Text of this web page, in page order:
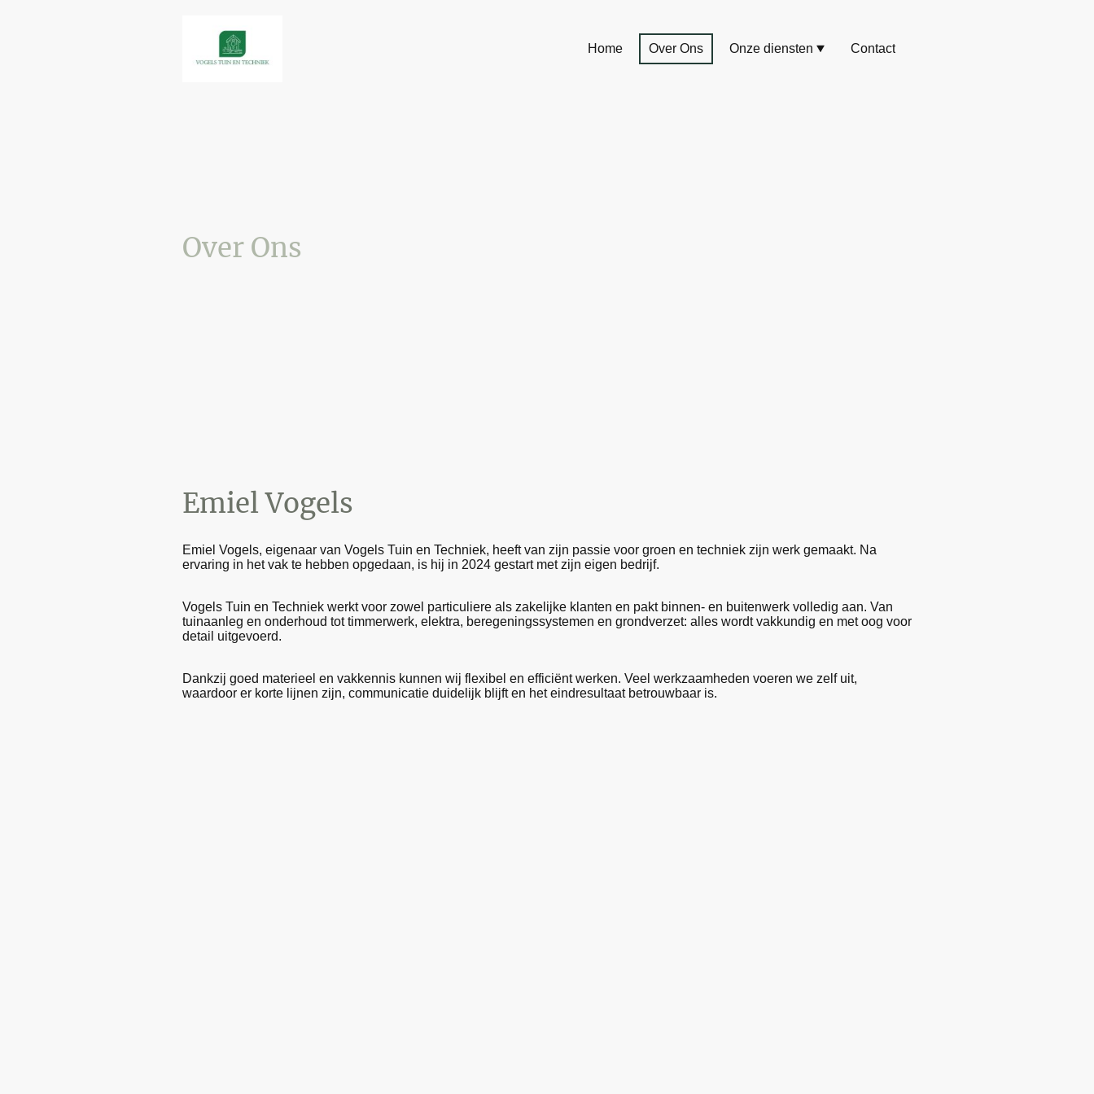
Home Over Ons Onze diensten Contact
Over Ons
Emiel Vogels
Emiel Vogels, eigenaar van Vogels Tuin en Techniek, heeft van zijn passie voor groen en techniek zijn werk gemaakt. Na
ervaring in het vak te hebben opgedaan, is hij in 2024 gestart met zijn eigen bedrijf.
Vogels Tuin en Techniek werkt voor zowel particuliere als zakelijke klanten en pakt binnen- en buitenwerk volledig aan. Van
tuinaanleg en onderhoud tot timmerwerk, elektra, beregeningssystemen en grondverzet: alles wordt vakkundig en met oog voor
detail uitgevoerd.
Dankzij goed materieel en vakkennis kunnen wij flexibel en efficiënt werken. Veel werkzaamheden voeren we zelf uit,
waardoor er korte lijnen zijn, communicatie duidelijk blijft en het eindresultaat betrouwbaar is.